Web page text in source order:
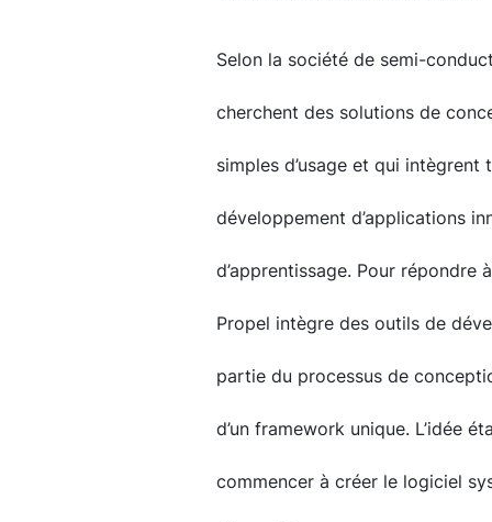
Selon la société de semi-
cherchent des solutions de
simples d’usage et qui intègrent
développement d’applications
d’apprentissage. Pour répondre
Propel intègre des outils de
partie du processus de
d’un framework unique. L’idée
commencer à créer le logiciel